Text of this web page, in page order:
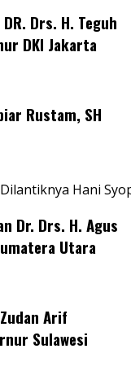
Drs. H. Teguh
DKI Jakarta
Rustam, SH
Hani
Dr. Drs. H. Agus
Utara
Arif
Sulawesi